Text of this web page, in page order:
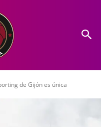
de Gijón es única